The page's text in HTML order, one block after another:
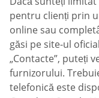
pentru clienți prin
online sau
găsi pe site-ul
„Contacte”, puteți
furnizorului.
telefonică este